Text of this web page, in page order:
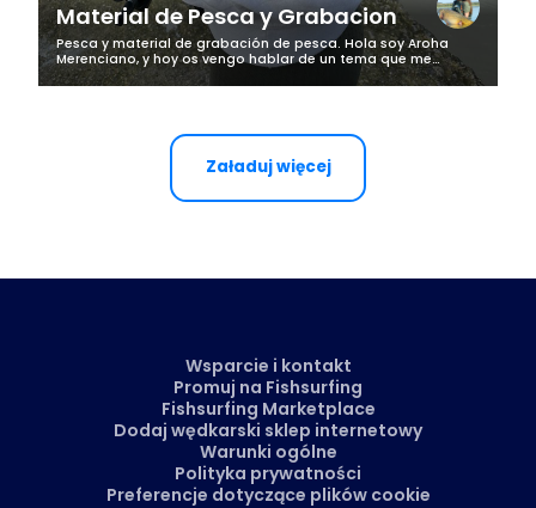
Material de Pesca y Grabacion
Pesca y material de grabación de pesca. Hola soy Aroha
Merenciano, y hoy os vengo hablar de un tema que me
preguntais mucho. Como sabeis cuando voy a pescar
siempre uso material de fotografía y...
Załaduj więcej
Wsparcie i kontakt
Promuj na Fishsurfing
Fishsurfing Marketplace
Dodaj wędkarski sklep internetowy
Warunki ogólne
Polityka prywatności
Preferencje dotyczące plików cookie